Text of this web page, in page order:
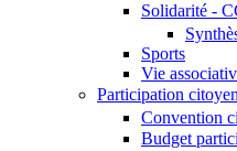
Solidarité -
Sports
Vie
Participation
Convention
Budget